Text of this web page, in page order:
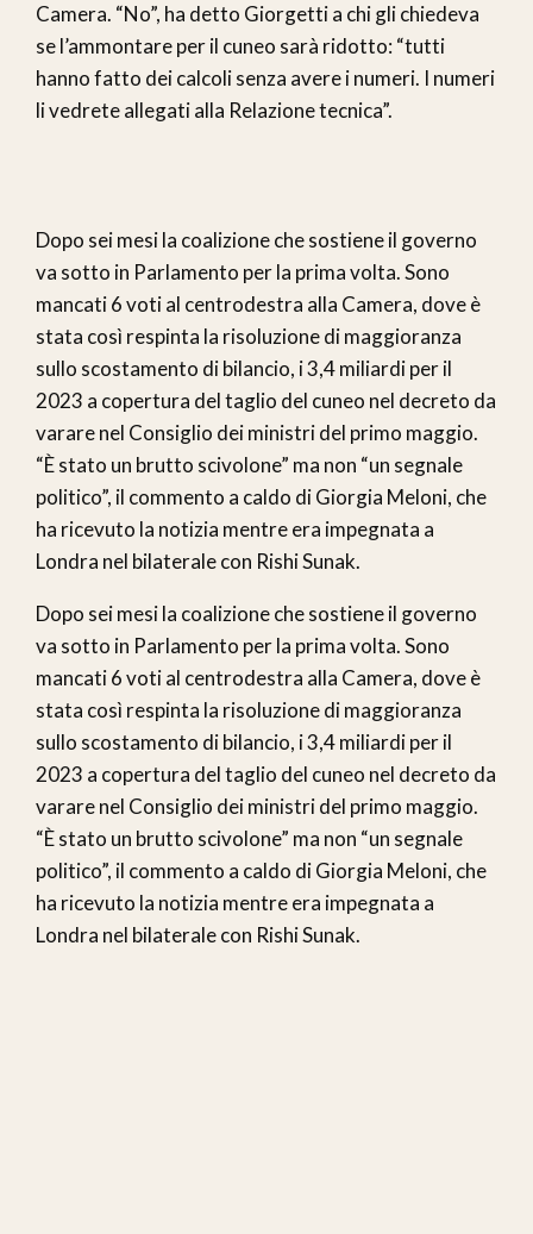
Camera. “No”, ha detto Giorgetti a chi gli chiedeva
se l’ammontare per il cuneo sarà ridotto: “tutti
hanno fatto dei calcoli senza avere i numeri. I numeri
li vedrete allegati alla Relazione tecnica”.
Dopo sei mesi la coalizione che sostiene il governo
va sotto in Parlamento per la prima volta. Sono
mancati 6 voti al centrodestra alla Camera, dove è
stata così respinta la risoluzione di maggioranza
sullo scostamento di bilancio, i 3,4 miliardi per il
2023 a copertura del taglio del cuneo nel decreto da
varare nel Consiglio dei ministri del primo maggio.
“È stato un brutto scivolone” ma non “un segnale
politico”, il commento a caldo di Giorgia Meloni, che
ha ricevuto la notizia mentre era impegnata a
Londra nel bilaterale con Rishi Sunak.
Dopo sei mesi la coalizione che sostiene il governo
va sotto in Parlamento per la prima volta. Sono
mancati 6 voti al centrodestra alla Camera, dove è
stata così respinta la risoluzione di maggioranza
sullo scostamento di bilancio, i 3,4 miliardi per il
2023 a copertura del taglio del cuneo nel decreto da
varare nel Consiglio dei ministri del primo maggio.
“È stato un brutto scivolone” ma non “un segnale
politico”, il commento a caldo di Giorgia Meloni, che
ha ricevuto la notizia mentre era impegnata a
Londra nel bilaterale con Rishi Sunak.